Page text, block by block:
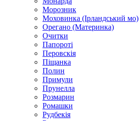
Морозник
Моховинка (Ірландський мо)
Орегано (Материнка)
Очитки
Папороті
Перовскія
Піщанка
Полин
Примули
Прунелла
Розмарин
Ромашки
Рудбекія